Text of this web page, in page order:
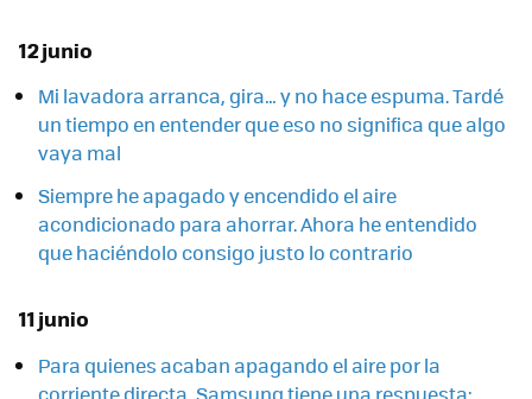
12 junio
Mi lavadora arranca, gira… y no hace espuma. Tardé
un tiempo en entender que eso no significa que algo
vaya mal
Siempre he apagado y encendido el aire
acondicionado para ahorrar. Ahora he entendido
que haciéndolo consigo justo lo contrario
11 junio
Para quienes acaban apagando el aire por la
corriente directa, Samsung tiene una respuesta: